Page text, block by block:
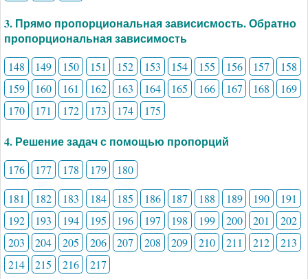
3. Прямо пропорциональная зависисмость. Обратно
пропорциональная зависимость
148 149 150 151 152 153 154 155 156 157
158
159
160 161 162 163 164 165 166 167 168
169
170
171 172 173 174 175
4. Решение задач с помощью пропорций
176 177 178 179
180
181
182 183 184 185 186 187 188 189 190
191
192
193 194 195 196 197 198 199 200 201
202
203
204 205 206 207 208 209 210 211 212
213
214
215 216 217